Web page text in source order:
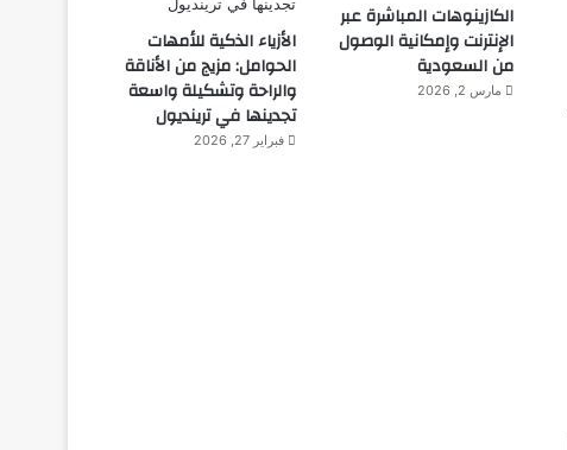
الكازينوهات المباشرة عبر
الإنترنت وإمكانية الوصول
من السعودية
مارس 2, 2026
الأزياء الذكية للأمهات
الحوامل: مزيج من الأناقة
والراحة وتشكيلة واسعة
تجدينها في ترينديول
فبراير 27, 2026